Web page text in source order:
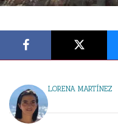
LORENA MARTÍNEZ